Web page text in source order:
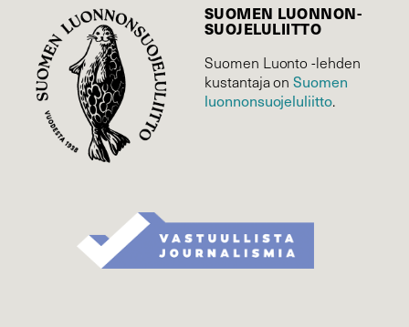
SUOMEN LUONNON­
SUOJELU­LIITTO
Suomen Luonto -lehden
kustantaja onSuomen
luonnonsuojelu­liitto.